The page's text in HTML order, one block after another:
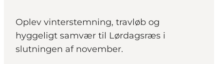
Planlæg ferien
Oplev vinterstemning, travløb og
hyggeligt samvær til Lørdagsræs i
slutningen af november.